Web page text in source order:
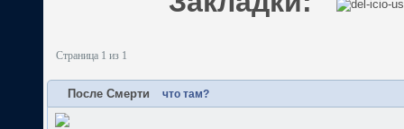
Страница 1 из 1
После Смерти что там?